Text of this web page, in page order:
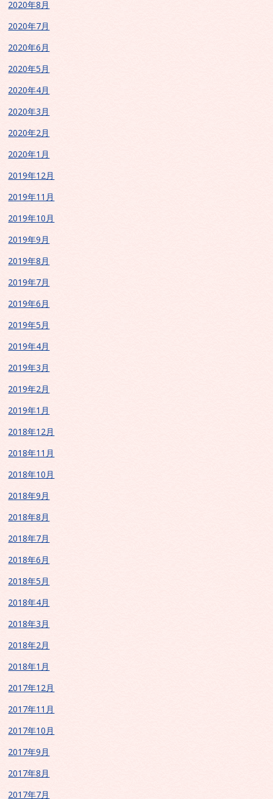
2020年8月
2020年7月
2020年6月
2020年5月
2020年4月
2020年3月
2020年2月
2020年1月
2019年12月
2019年11月
2019年10月
2019年9月
2019年8月
2019年7月
2019年6月
2019年5月
2019年4月
2019年3月
2019年2月
2019年1月
2018年12月
2018年11月
2018年10月
2018年9月
2018年8月
2018年7月
2018年6月
2018年5月
2018年4月
2018年3月
2018年2月
2018年1月
2017年12月
2017年11月
2017年10月
2017年9月
2017年8月
2017年7月